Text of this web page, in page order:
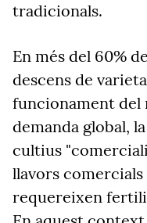
tradicionals.
En més del 60%
descens de
funcionament del
demanda global,
cultius
llavors
requereixen